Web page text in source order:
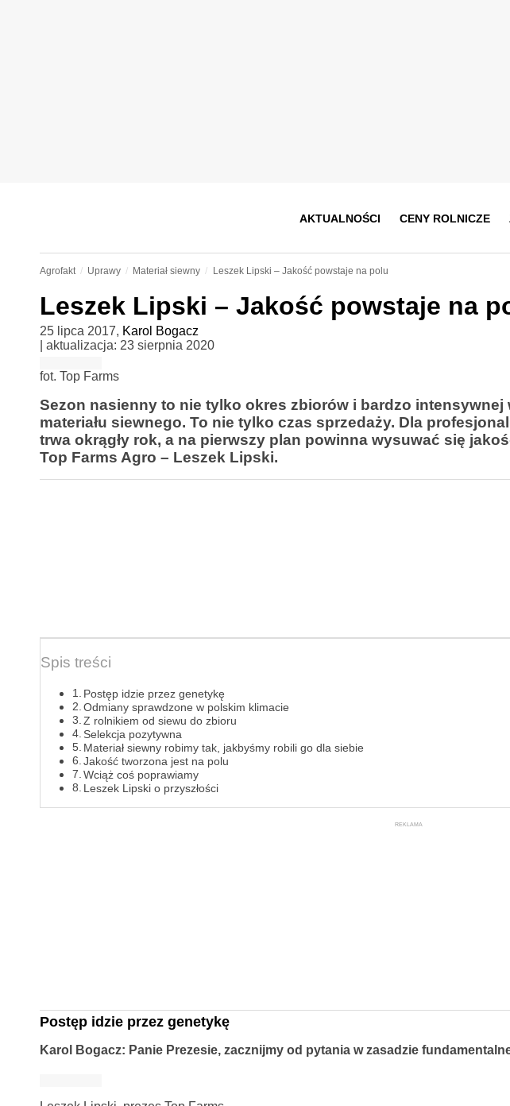
AKTUALNOŚCI CENY ROLNICZE
Agrofakt Uprawy Materiał siewny Leszek Lipski – Jakość powstaje na polu
Leszek Lipski – Jakość powstaje na
25 lipca 2017, Karol Bogacz
| aktualizacja: 23 sierpnia 2020
fot. Top Farms
Sezon nasienny to nie tylko okres zbiorów i bardzo
materiału siewnego. To nie tylko czas sprzedaży. Dla
trwa okrągły rok, a na pierwszy plan powinna wysuwać się
Top Farms Agro – Leszek Lipski.
Spis treści
Postęp idzie przez genetykę
Odmiany sprawdzone w polskim klimacie
Z rolnikiem od siewu do zbioru
Selekcja pozytywna
Materiał siewny robimy tak, jakbyśmy robili go dla siebie
Jakość tworzona jest na polu
Wciąż coś poprawiamy
Leszek Lipski o przyszłości
REKLAMA
Postęp idzie przez genetykę
Karol Bogacz: Panie Prezesie, zacznijmy od pytania w zasadzie